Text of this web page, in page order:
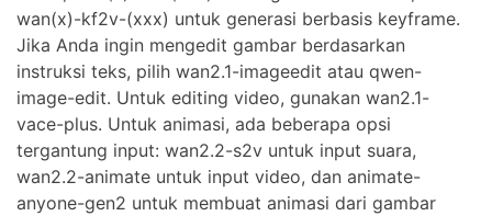
wan(x)-kf2v-(xxx) untuk generasi berbasis keyframe.
Jika Anda ingin mengedit gambar berdasarkan
instruksi teks, pilih wan2.1-imageedit atau qwen-
image-edit. Untuk editing video, gunakan wan2.1-
vace-plus. Untuk animasi, ada beberapa opsi
tergantung input: wan2.2-s2v untuk input suara,
wan2.2-animate untuk input video, dan animate-
anyone-gen2 untuk membuat animasi dari gambar